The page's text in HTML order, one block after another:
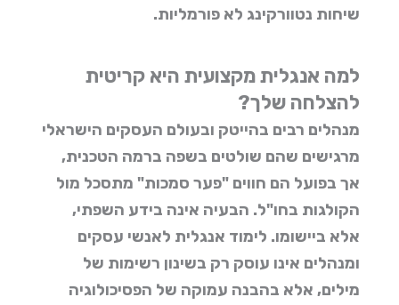
שיחות נטוורקינג לא פורמליות.
למה אנגלית מקצועית היא קריטית
להצלחה שלך?
מנהלים רבים בהייטק ובעולם העסקים הישראלי
מרגישים שהם שולטים בשפה ברמה הטכנית,
אך בפועל הם חווים "פער סמכות" מתסכל מול
הקולגות בחו"ל. הבעיה אינה בידע השפתי,
אלא ביישומו. לימוד אנגלית לאנשי עסקים
ומנהלים אינו עוסק רק בשינון רשימות של
מילים, אלא בהבנה עמוקה של הפסיכולוגיה